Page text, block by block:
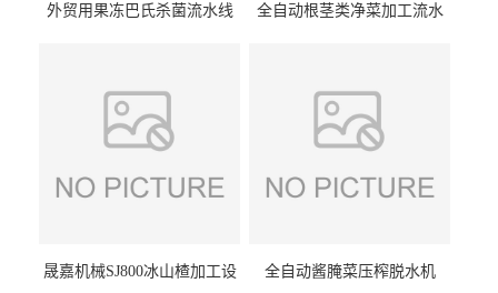
外贸用果冻巴氏杀菌流水线
全自动根茎类净菜加工流水
晟嘉机械SJ800冰山楂加工设
全自动酱腌菜压榨脱水机